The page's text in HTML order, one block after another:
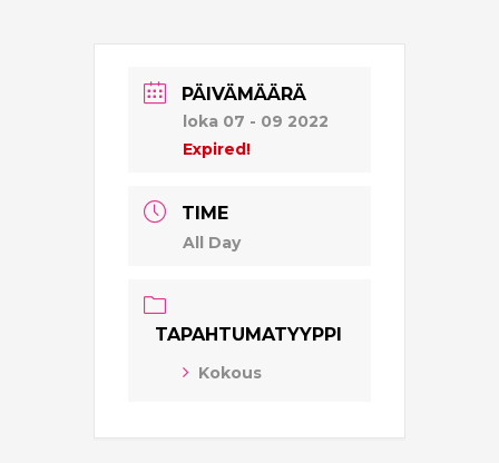
PÄIVÄMÄÄRÄ
loka 07 - 09 2022
Expired!
TIME
All Day
TAPAHTUMATYYPPI
Kokous